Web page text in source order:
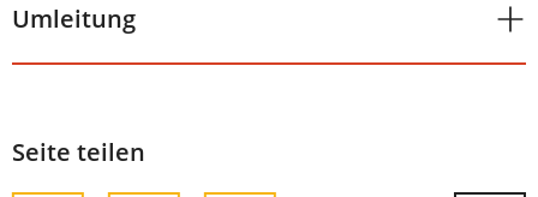
Umleitung
Seite teilen